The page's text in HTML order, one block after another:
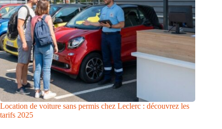
Location de voiture sans permis chez Leclerc : découvrez les
tarifs 2025